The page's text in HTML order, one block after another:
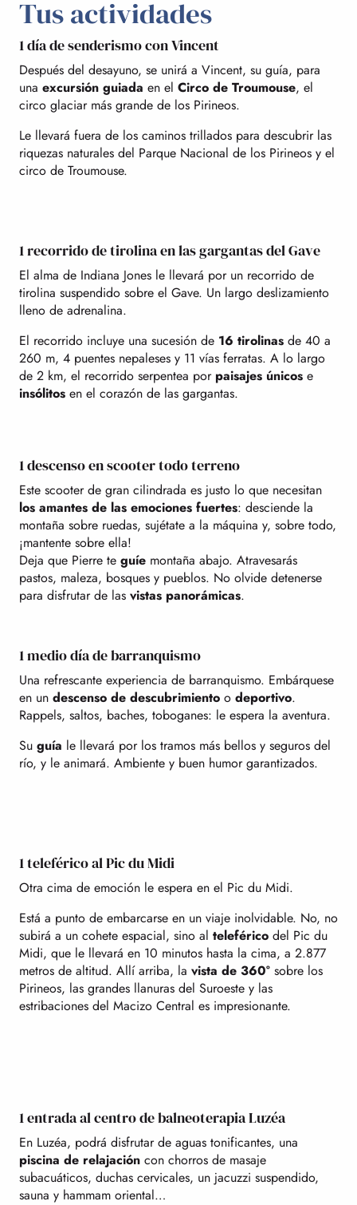
Tus actividades
1 día de senderismo con Vincent
Después del desayuno, se unirá a Vincent, su guía, para
una excursión guiada en el Circo de Troumouse, el
circo glaciar más grande de los Pirineos.
Le llevará fuera de los caminos trillados para descubrir las
riquezas naturales del Parque Nacional de los Pirineos y el
circo de Troumouse.
1 recorrido de tirolina en las gargantas del Gave
El alma de Indiana Jones le llevará por un recorrido de
tirolina suspendido sobre el Gave. Un largo deslizamiento
lleno de adrenalina.
El recorrido incluye una sucesión de 16 tirolinas de 40 a
260 m, 4 puentes nepaleses y 11 vías ferratas. A lo largo
de 2 km, el recorrido serpentea por paisajes únicos e
insólitos en el corazón de las gargantas.
1 descenso en scooter todo terreno
Este scooter de gran cilindrada es justo lo que necesitan
los amantes de las emociones fuertes: desciende la
montaña sobre ruedas, sujétate a la máquina y, sobre todo,
¡mantente sobre ella!
Deja que Pierre te guíe montaña abajo. Atravesarás
pastos, maleza, bosques y pueblos. No olvide detenerse
para disfrutar de las vistas panorámicas.
1 medio día de barranquismo
Una refrescante experiencia de barranquismo. Embárquese
en un descenso de descubrimiento o deportivo.
Rappels, saltos, baches, toboganes: le espera la aventura.
Su guía le llevará por los tramos más bellos y seguros del
río, y le animará. Ambiente y buen humor garantizados.
1 teleférico al Pic du Midi
Otra cima de emoción le espera en el Pic du Midi.
Está a punto de embarcarse en un viaje inolvidable. No, no
subirá a un cohete espacial, sino al teleférico del Pic du
Midi, que le llevará en 10 minutos hasta la cima, a 2.877
metros de altitud. Allí arriba, la vista de 360° sobre los
Pirineos, las grandes llanuras del Suroeste y las
estribaciones del Macizo Central es impresionante.
1 entrada al centro de balneoterapia Luzéa
En Luzéa, podrá disfrutar de aguas tonificantes, una
piscina de relajación con chorros de masaje
subacuáticos, duchas cervicales, un jacuzzi suspendido,
sauna y hammam oriental…